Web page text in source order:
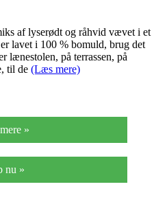
creme mønster
af lyserødt og råhvid vævet i et
lavet i 100 % bomuld, brug det
lænestolen, på terrassen, på
til de (Læs mere)
»
nu »